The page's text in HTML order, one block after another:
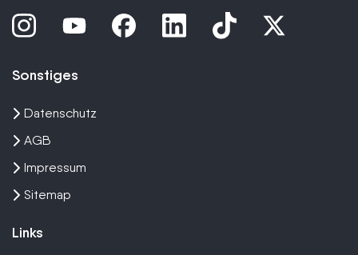
Sonstiges
Datenschutz
AGB
Impressum
Sitemap
Links